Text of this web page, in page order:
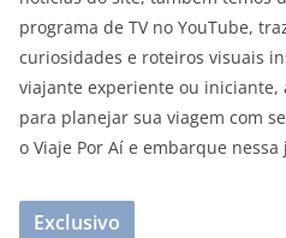
programa de TV no YouTube,
curiosidades e roteiros visuais
viajante experiente ou iniciante,
para planejar sua viagem com
o Viaje Por Aí e embarque nessa
Exclusivo